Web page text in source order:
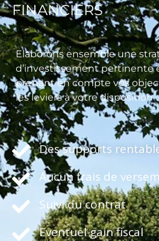
FINANCIERS
Elaborons ensemble une
d’investissement pertinente
prenant en compte vos
les leviers à votre disposition
Des supports
Aucun frais de
Suivi du contrat
Eventuel gain fiscal